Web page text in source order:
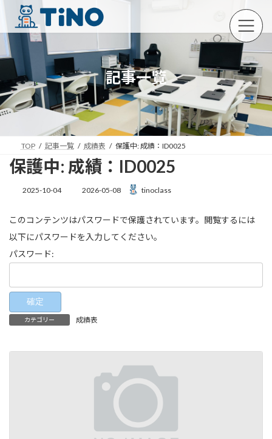
ン
ツ
ス
キ
ッ
プ
ー
シ
ン
に
移
動
記事一覧
TOP 記事一覧 成績表 保護中: 成績：ID0025
保護中: 成績：ID0025
2025-10-04
最
新
日
時
2026-05-08 tinoclass
このコンテンツはパスワードで保護されています。閲覧するには
以下にパスワードを入力してください。
パスワード:
カテゴリー 成績表